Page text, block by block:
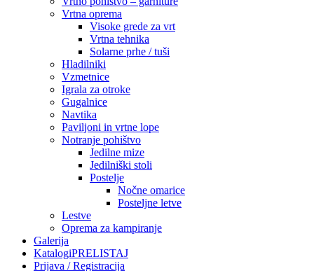
Vrtna oprema
Visoke grede za vrt
Vrtna tehnika
Solarne prhe / tuši
Hladilniki
Vzmetnice
Igrala za otroke
Gugalnice
Navtika
Paviljoni in vrtne lope
Notranje pohištvo
Jedilne mize
Jedilniški stoli
Postelje
Nočne omarice
Posteljne letve
Lestve
Oprema za kampiranje
Galerija
KatalogiPRELISTAJ
Prijava / Registracija